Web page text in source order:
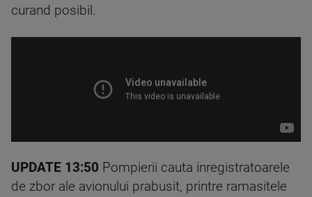
curand posibil.
UPDATE 13:50 Pompierii cauta inregistratoarele
de zbor ale avionului prabusit, printre ramasitele